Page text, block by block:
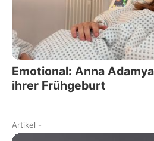
Emotional: Anna
ihrer Frühgeburt
Artikel -